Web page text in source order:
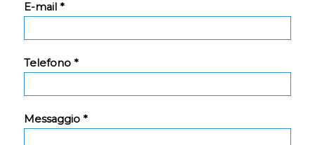
E-mail *
Telefono *
Messaggio *